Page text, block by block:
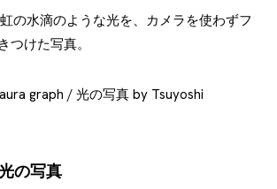
の水滴のような光を、カメラを使わずフ
つけた写真。
の写真